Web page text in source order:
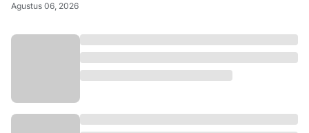
Agustus 06, 2026